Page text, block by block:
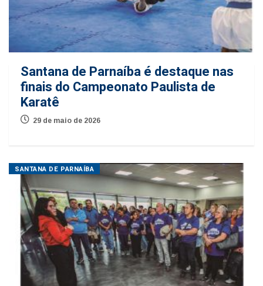
Santana de Parnaíba é destaque nas
finais do Campeonato Paulista de
Karatê
29 de maio de 2026
SANTANA DE PARNAÍBA